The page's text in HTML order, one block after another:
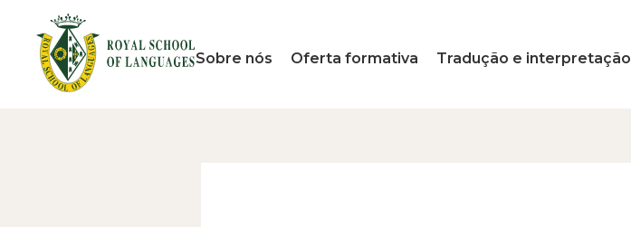
Sobre nós Oferta formativa Tradução e interpretação